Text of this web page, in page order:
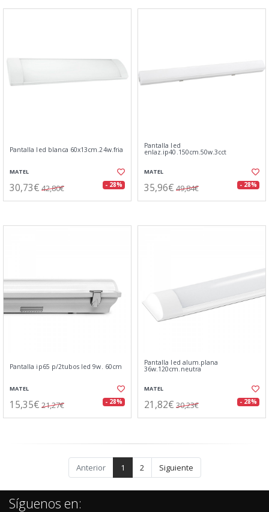
Pantalla led blanca 60x13cm.24w.fria
MATEL
30,73€ 42,80€ - 28%
Pantalla led
enlaz.ip40.150cm.50w.3cct
MATEL
35,96€ 49,84€ - 28%
Pantalla ip65 p/2tubos led 9w. 60cm
MATEL
15,35€ 21,27€ - 28%
Pantalla led alum.plana
36w.120cm.neutra
MATEL
21,82€ 30,23€ - 28%
Anterior 1 2 Siguiente
Síguenos en: